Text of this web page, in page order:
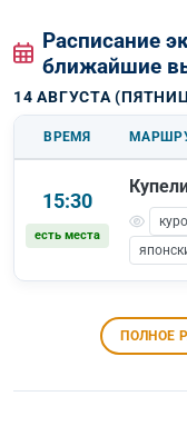
Расписание
ближайшие
14 АВГУСТА
ВРЕМЯ
15:30
есть места
ПОЛНОЕ